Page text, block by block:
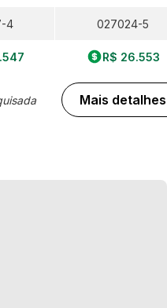
4 027024-5
R$ 26.553
Mais detalhes